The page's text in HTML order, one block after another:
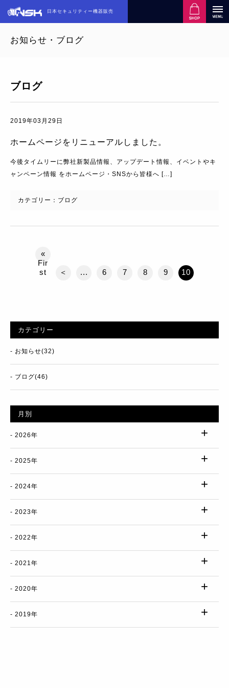
日本セキュリティー機器販売
お知らせ・ブログ
ブログ
2019年03月29日
ホームページをリニューアルしました。
今後タイムリーに弊社新製品情報、アップデート情報、イベントやキ
ャンペーン情報 をホームページ・SNSから皆様へ […]
カテゴリー： ブログ
«
Fir
st
＜ ... 6 7 8 9 10
カテゴリー
お知らせ(32)
ブログ(46)
月別
2026年
2025年
2024年
2023年
2022年
2021年
2020年
2019年